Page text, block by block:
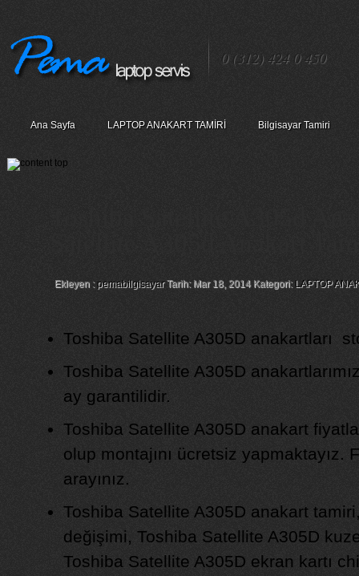
0 (312) 424 0 450
Ana Sayfa LAPTOP ANAKART TAMİRİ Bilgisayar Tamiri
Ekleyen : pemabilgisayarTarih: Mar 18, 2014 Kategori: LAPTOP
Toshiba Satellite A305D anakartları
Toshiba Satellite A305D
ay garantilidir.
Toshiba Satellite A305D anakart
olup montajını ücretsiz yapmaktayız.
arayınız.
Toshiba Satellite A305D anakart
değişimi, Toshiba Satellite A305D
Toshiba Satellite A305D ekran kartı